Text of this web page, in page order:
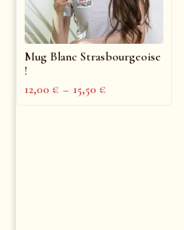
Mug Blanc Strasbourgeoise
!
12,00 € – 15,50 €